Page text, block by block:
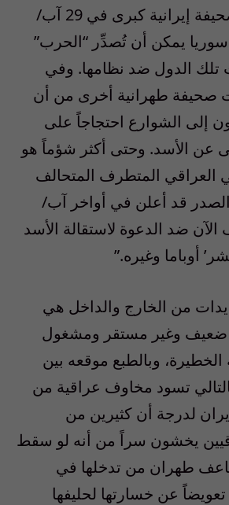
الغربي، حذرت صحيفة إيرانية كبرى في 29 آب/
يمكن أن تُصدِّر “الحرب”
تلك الدول ضد نظامها. وفي
صحيفة طهرانية أخرى من أن
إلى الشوارع احتجاجاً على
عن الأسد. وحتى أكثر شؤماً هو
العراقي المتطرف المتحالف
قد أعلن في أواخر آب/
ضد الدعوة لاستقالة الأسد
أوباما وغيره.”
من الخارج والداخل هي
ضعيف وغير مستقر ومشغول
الخطيرة، وبالطبع موقعه بين
تسود مخاوف عراقية من
لدرجة أن كثيرين من
يخشون سراً من أنه لو سقط
طهران من تدخلها في
عن خسارتها لحليفها